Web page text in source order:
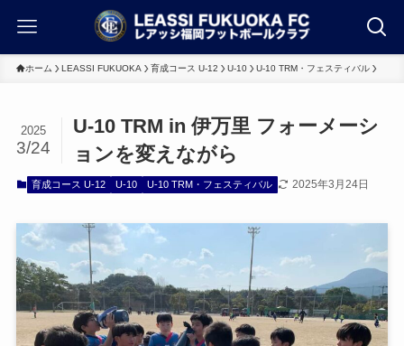
ホーム LEASSI FUKUOKA 育成コース U-12 U-10 U-10 TRM・フェスティバル
U-10 TRM in 伊万里 フォーメーシ
ョンを変えながら
2025
3/24
育成コース U-12 U-10 U-10 TRM・フェスティバル 2025年3月24日